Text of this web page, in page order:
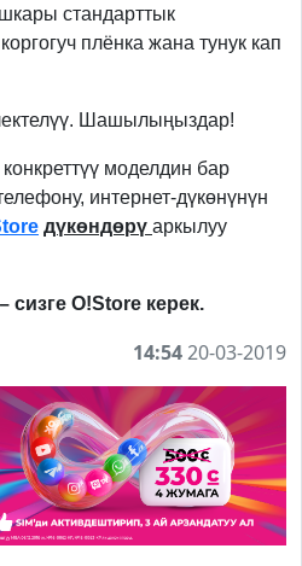
стандарттык
плёнка жана тунук кап
Шашылыңыздар!
моделдин бар
интернет-дүкөнүнүн
дүкөндөрү аркылуу
– сизге O!Store керек.
14:5420-03-2019